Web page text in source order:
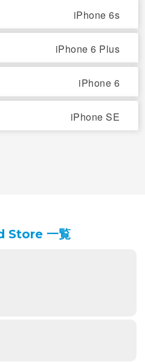
iPhone 6s
iPhone 6 Plus
iPhone 6
iPhone SE
Store 一覧